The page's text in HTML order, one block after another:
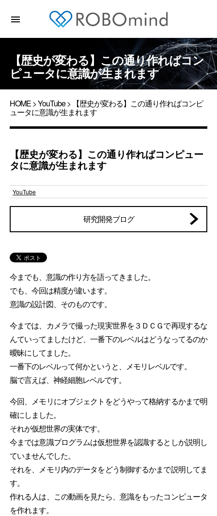
menu
【歴史が変わる】この通り作ればコン
ピュータに意識が生まれます
HOME>YouTube> 【歴史が変わる】この通り作ればコンピ
ュータに意識が生まれます
【歴史が変わる】この通り作ればコンピュー
タに意識が生まれます
YouTube
研究開発ブログ
今までも、意識の作り方を語ってきました。
でも、今回は精度が違います。
意識の設計図、そのものです。
今までは、カメラで撮った現実世界を３ＤＣＧで再現するな
んていってましたけど、一番下のレベルはどうなってるのか
曖昧にしてました。
一番下のレベルって何かというと、メモリレベルです。
脳で言えば、神経細胞レベルです。
今回、メモリにオブジェクトをどうやって格納するかまで明
確にしました。
それが仮想世界の実体です。
今までは意識プログラムは仮想世界を認識するとしか説明し
ていませんでした。
それを、メモリ内のデータをどう制御するかまで説明してま
す。
作れる人は、この動画を見たら、意識をもったコンピュータ
を作れます。